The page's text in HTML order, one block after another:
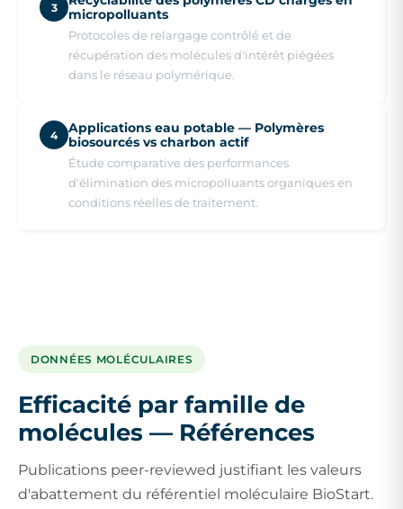
3
micropolluants
Protocoles de relargage contrôlé et de
récupération des molécules d'intérêt piégées
dans le réseau polymérique.
4
Applications eau potable — Polymères
biosourcés vs charbon actif
Étude comparative des performances
d'élimination des micropolluants organiques en
conditions réelles de traitement.
DONNÉES MOLÉCULAIRES
Efficacité par famille de
molécules — Références
Publications peer-reviewed justifiant les valeurs
d'abattement du référentiel moléculaire BioStart.